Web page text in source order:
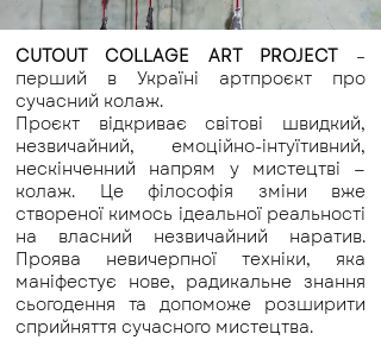
CUTOUT COLLAGE ART PROJECT–
перший в Україні артпроєкт про
сучасний колаж.
Проєкт відкриває світові швидкий,
незвичайний, емоційно-інтуїтивний,
нескінченний напрям у мистецтві —
колаж. Це філософія зміни вже
створеної кимось ідеальної реальності
на власний незвичайний наратив.
Проява невичерпної техніки, яка
маніфестує нове, радикальне знання
сьогодення та допоможе розширити
сприйняття сучасного мистецтва.